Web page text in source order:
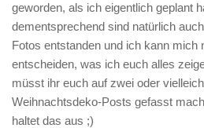
geworden, als ich eigentlich geplant
dementsprechend sind natürlich
Fotos entstanden und ich kann mich
entscheiden, was ich euch alles
müsst ihr euch auf zwei oder
Weihnachtsdeko-Posts gefasst
haltet das aus ;)